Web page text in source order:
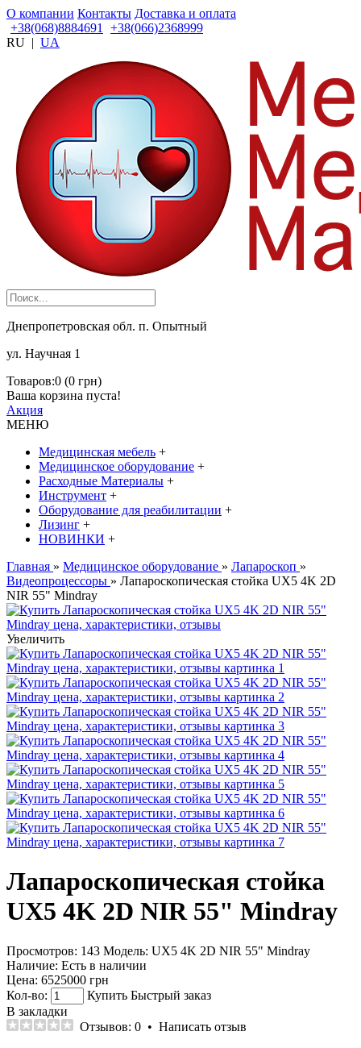
О компании Контакты Доставка и оплата
+38(068)8884691
+38(066)2368999
RU | UA
Днепропетровская обл. п. Опытный
ул. Научная 1
Товаров:0 (0 грн)
Ваша корзина пуста!
Акция
МЕНЮ
Медицинская мебель +
Медицинское оборудование +
Расходные Материалы +
Инструмент +
Оборудование для реабилитации +
Лизинг +
НОВИНКИ +
Главная » Медицинское оборудование » Лапароскоп »
Видеопроцессоры » Лапароскопическая стойка UX5 4K 2D
NIR 55" Mindray
Увеличить
Лапароскопическая стойка
UX5 4K 2D NIR 55" Mindray
Просмотров: 143 Модель: UX5 4K 2D NIR 55" Mindray
Наличие: Есть в наличии
Цена: 6525000 грн
Кол-во:
Купить Быстрый заказ
В закладки
Отзывов: 0 • Написать отзыв